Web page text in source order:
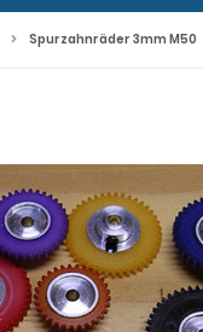
Spurzahnräder 3mm M50